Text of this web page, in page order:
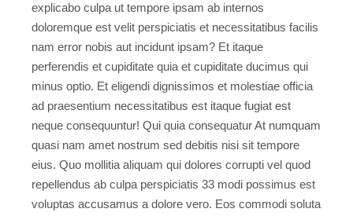
explicabo culpa ut tempore ipsam ab internos
doloremque est velit perspiciatis et necessitatibus facilis
nam error nobis aut incidunt ipsam? Et itaque
perferendis et cupiditate quia et cupiditate ducimus qui
minus optio. Et eligendi dignissimos et molestiae officia
ad praesentium necessitatibus est itaque fugiat est
neque consequuntur! Qui quia consequatur At numquam
quasi nam amet nostrum sed debitis nisi sit tempore
eius. Quo mollitia aliquam qui dolores corrupti vel quod
repellendus ab culpa perspiciatis 33 modi possimus est
voluptas accusamus a dolore vero. Eos commodi soluta